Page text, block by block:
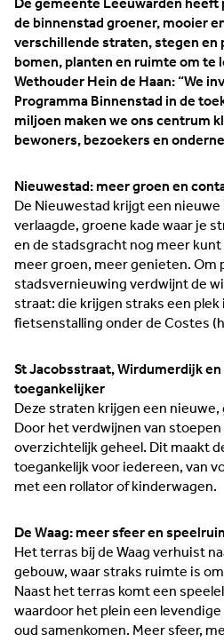
De gemeente Leeuwarden heeft
de binnenstad groener, mooier
verschillende straten, stegen en
bomen, planten en ruimte om te
Wethouder Hein de Haan: “We
Programma Binnenstad in de
miljoen maken we ons centrum
bewoners, bezoekers en
Nieuwestad: meer groen en
De Nieuwestad krijgt een nieuwe
verlaagde, groene kade waar je
en de stadsgracht nog meer
meer groen, meer genieten. Om
stadsvernieuwing verdwijnt de
straat: die krijgen straks een
fietsenstalling onder de Costes
St Jacobsstraat, Wirdumerdijk
toegankelijker
Deze straten krijgen een
Door het verdwijnen van
overzichtelijk geheel. Dit maakt
toegankelijk voor iedereen, van
met een rollator of kinderwagen.
De Waag: meer sfeer en
Het terras bij de Waag verhuist
gebouw, waar straks ruimte is
Naast het terras komt een
waardoor het plein een
oud samenkomen. Meer sfeer,